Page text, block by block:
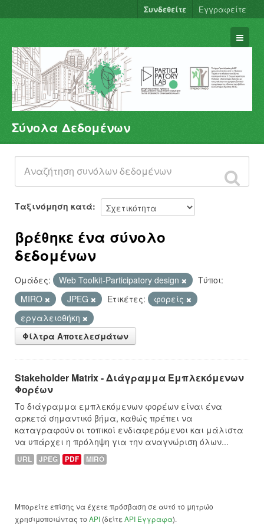
Συνδεθείτε Εγγραφείτε
Σύνολα Δεδομένων
Φορείς
Ομάδες
Σχετικά
Σύνολα Δεδομένων
Ταξινόμηση κατά
βρέθηκε ένα σύνολο
δεδομένων
Ομάδες: Web Toolkit-Participatory design
Τύποι:
MIRO
JPEG Ετικέτες:
φορείς
εργαλειοθήκη
Φίλτρα Αποτελεσμάτων
Stakeholder Matrix - Διάγραμμα Εμπλεκόμενων
Φορέων
Το διάγραμμα εμπλεκόμενων φορέων είναι ένα
αρκετά σημαντικό βήμα, καθώς πρέπει να
καταγραφούν οι τοπικοί ενδιαφερόμενοι και μάλιστα
να υπάρχει η πρόληψη για την αναγνώριση όλων...
URL JPEG PDF MIRO
Μπορείτε επίσης να έχετε πρόσβαση σε αυτό το μητρώο
χρησιμοποιώντας το API (δείτε API Έγγραφα).